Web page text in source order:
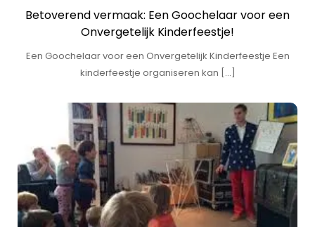
Betoverend vermaak: Een Goochelaar voor een
Onvergetelijk Kinderfeestje!
Een Goochelaar voor een Onvergetelijk Kinderfeestje Een
kinderfeestje organiseren kan […]